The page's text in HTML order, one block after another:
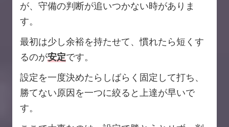
が、守備の判断が追いつかない時がありま
す。
最初は少し余裕を持たせて、慣れたら短くす
るのが安定です。
設定を一度決めたらしばらく固定して打ち、
勝てない原因を一つに絞ると上達が早いで
す。